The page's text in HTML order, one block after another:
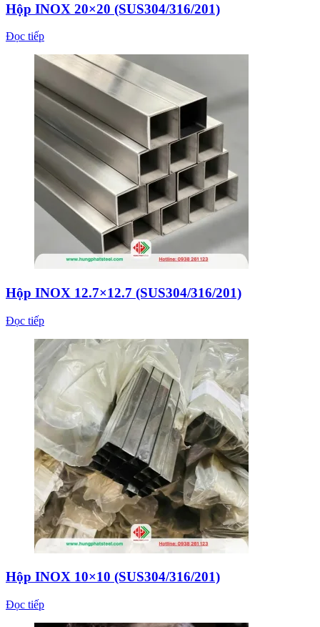
Hộp INOX 20×20 (SUS304/316/201)
Đọc tiếp
Hộp INOX 12.7×12.7 (SUS304/316/201)
Đọc tiếp
Hộp INOX 10×10 (SUS304/316/201)
Đọc tiếp